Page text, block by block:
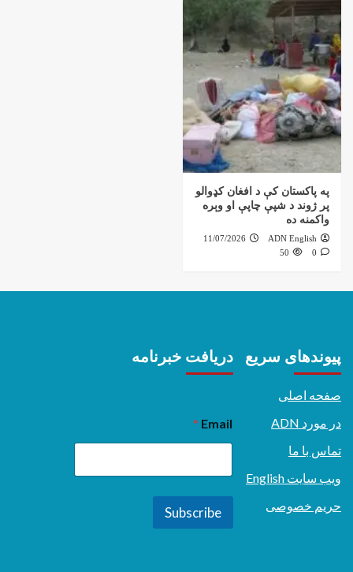
په پاکستان کې د افغان کډوالو
پر ژوند د شپې چاپې او وېره
واکمنه ده
ADN English
11/07/2026
0
50
پیوندهای سریع
صفحه اصلی
در مورد ADN
تماس با ما
ویب سایت English
حریم خصوصی
دریافت خبرنامه
Email
*
Subscribe